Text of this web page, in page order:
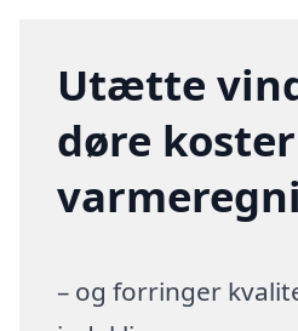
Utætte
døre
– og forringer